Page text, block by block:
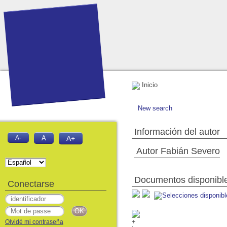
Inicio
New search
Información del autor
Autor Fabián Severo
Documentos
A- A A+
Conectarse
Olvidé mi contraseña